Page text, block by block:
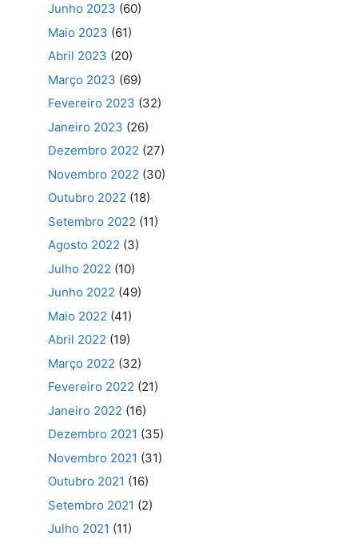
Junho 2023 (60)
Maio 2023 (61)
Abril 2023 (20)
Março 2023 (69)
Fevereiro 2023 (32)
Janeiro 2023 (26)
Dezembro 2022 (27)
Novembro 2022 (30)
Outubro 2022 (18)
Setembro 2022 (11)
Agosto 2022 (3)
Julho 2022 (10)
Junho 2022 (49)
Maio 2022 (41)
Abril 2022 (19)
Março 2022 (32)
Fevereiro 2022 (21)
Janeiro 2022 (16)
Dezembro 2021 (35)
Novembro 2021 (31)
Outubro 2021 (16)
Setembro 2021 (2)
Julho 2021 (11)